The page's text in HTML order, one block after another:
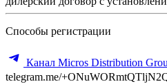
Способы регистрации
Канал Micros Distribution
telegram.me/